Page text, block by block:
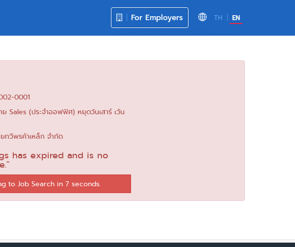
TH EN
For Employers
0001
Sales (ประจำออฟฟิศ) หยุดวันเสาร์ เว้น
ทวีพรค้าเหล็ก จำกัด
has expired and is no
to Job Search in 6 seconds.